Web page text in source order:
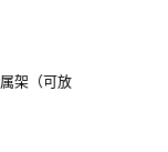
架（可放